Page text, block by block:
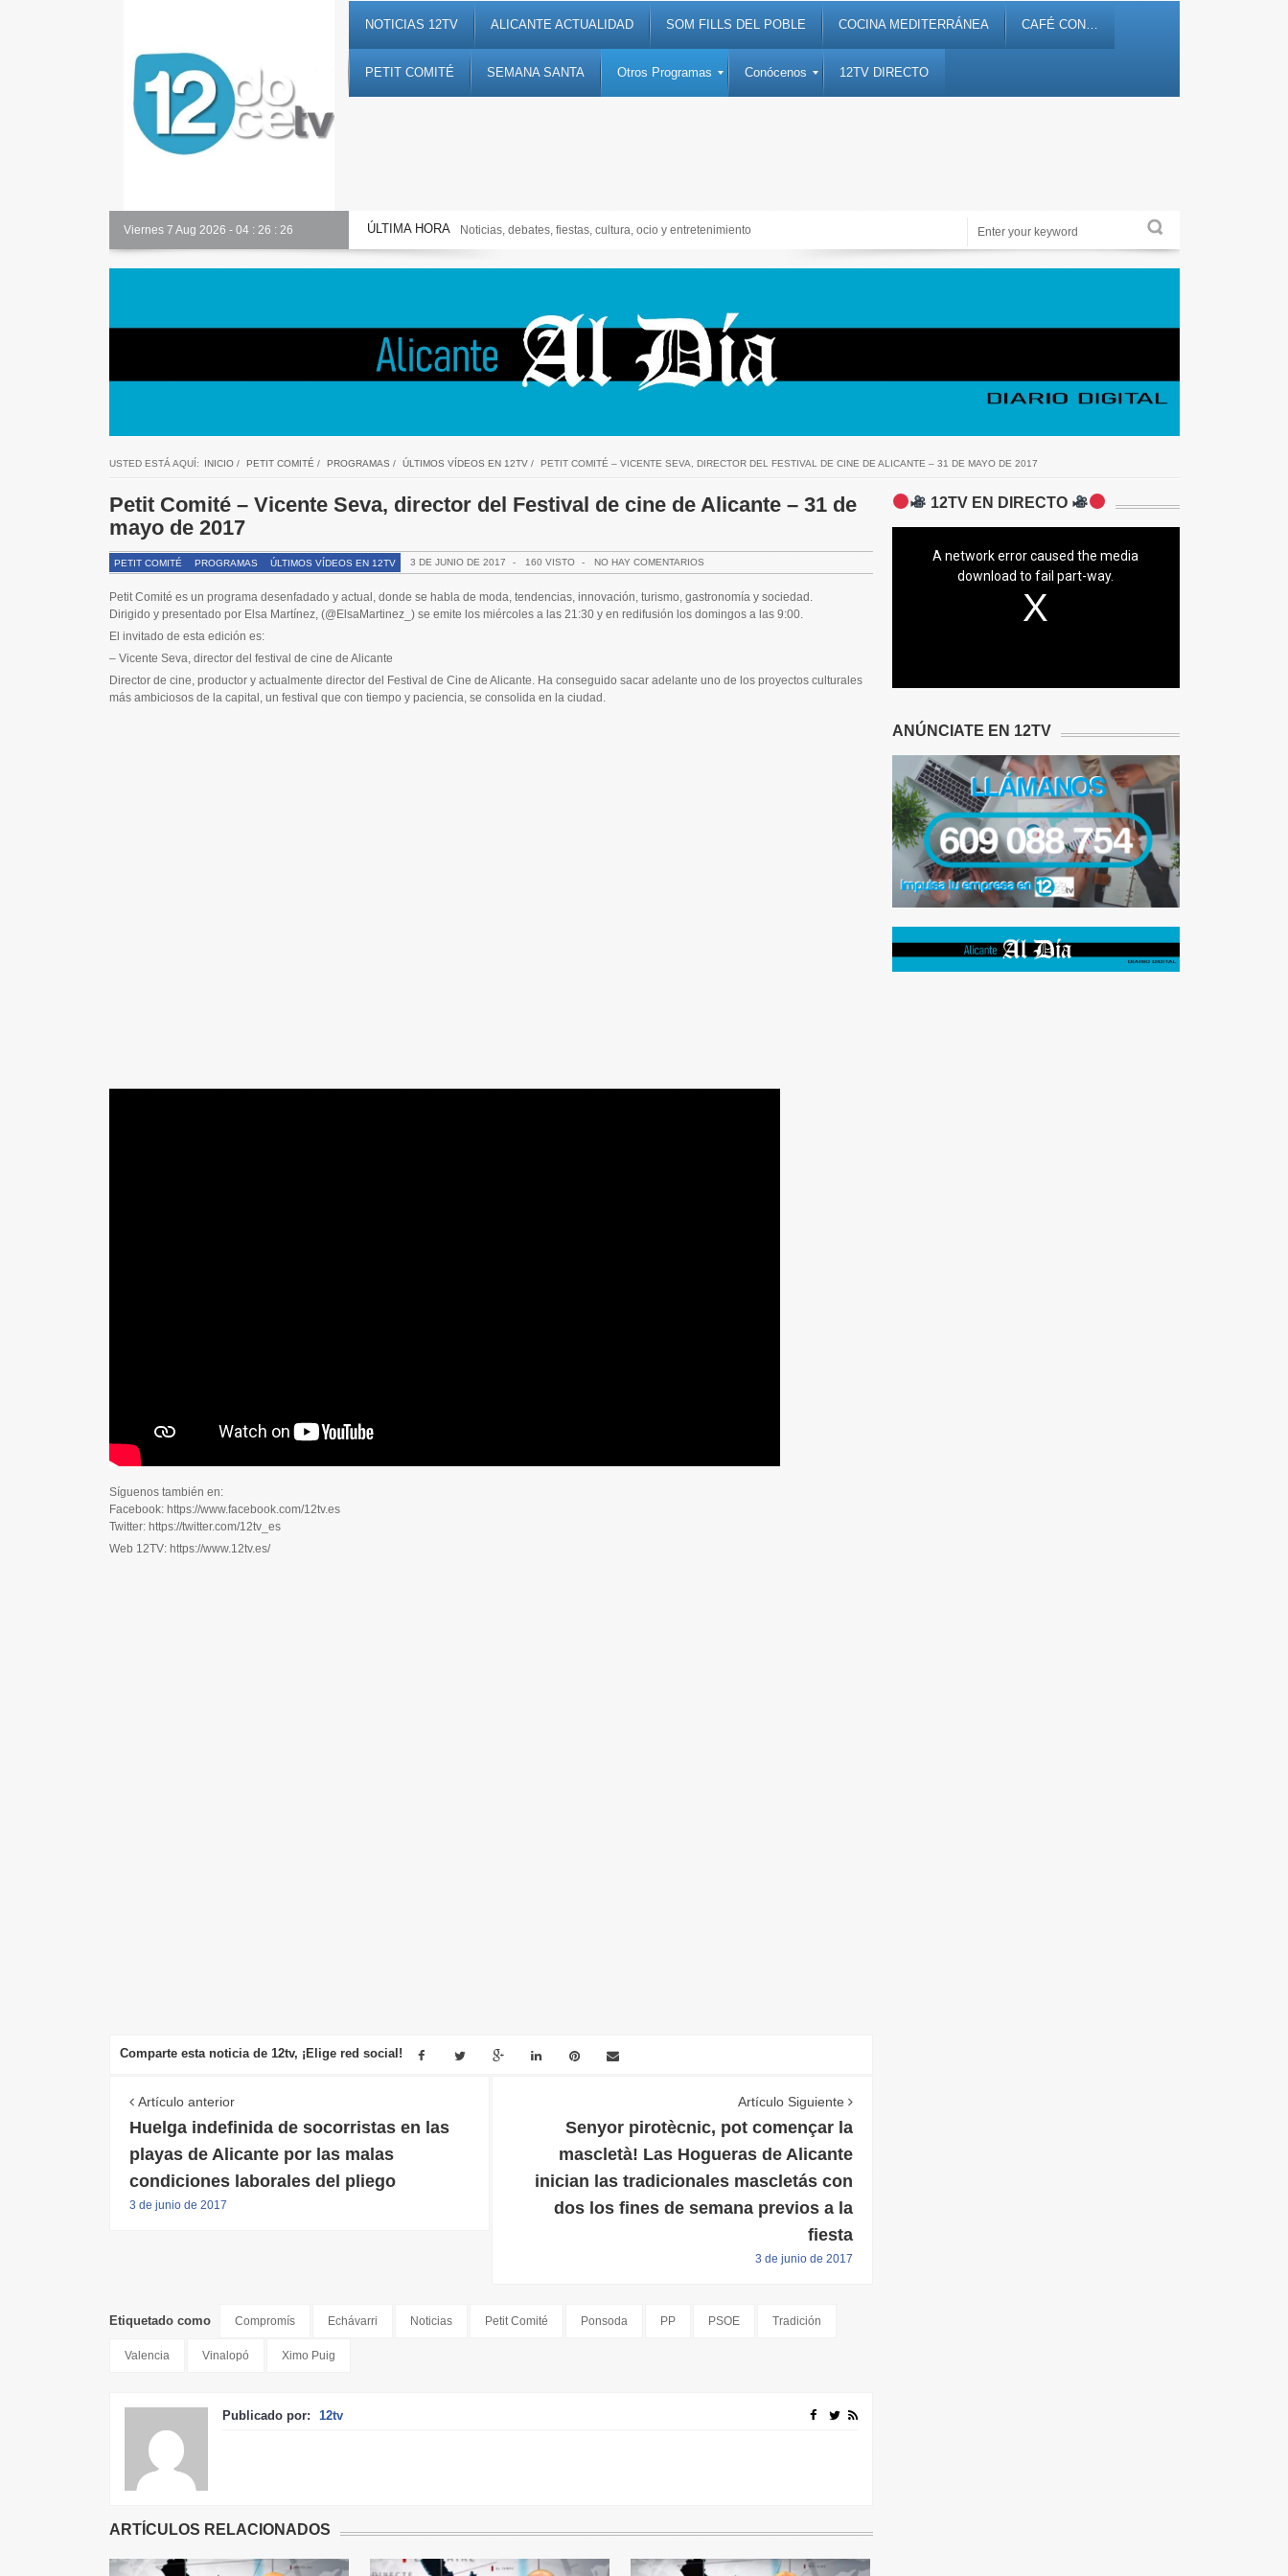
NOTICIAS 12TV ALICANTE ACTUALIDAD SOM FILLS DEL POBLE COCINA MEDITERRÁNEA CAFÉ CON…
PETIT COMITÉ SEMANA SANTA Otros Programas Conócenos 12TV DIRECTO
Viernes 7 Aug 2026 - 04 : 26 : 27 ÚLTIMA HORA
Toda la información al instante en 𝟭𝟮𝗲𝗻𝗱𝗶𝗴𝗶𝘁𝗮𝗹.𝗲𝘀 Noticias, debates, fiestas, cultura, ocio y entretenimiento Periodismo de proximidad en 12tv.es
USTED ESTÁ AQUÍ: INICIO/ PETIT COMITÉ / PROGRAMAS / ÚLTIMOS VÍDEOS EN 12TV/ PETIT COMITÉ – VICENTE SEVA, DIRECTOR DEL FESTIVAL DE CINE DE ALICANTE – 31 DE MAYO DE 2017
Petit Comité – Vicente Seva, director del Festival de cine de Alicante – 31 de
mayo de 2017
PETIT COMITÉ PROGRAMAS ÚLTIMOS VÍDEOS EN 12TV 3 DE JUNIO DE 2017 - 160 VISTO - NO HAY COMENTARIOS
Petit Comité es un programa desenfadado y actual, donde se habla de moda, tendencias, innovación, turismo, gastronomía y sociedad.
Dirigido y presentado por Elsa Martínez, (@ElsaMartinez_) se emite los miércoles a las 21:30 y en redifusión los domingos a las 9:00.
El invitado de esta edición es:
– Vicente Seva, director del festival de cine de Alicante
Director de cine, productor y actualmente director del Festival de Cine de Alicante. Ha conseguido sacar adelante uno de los proyectos culturales
más ambiciosos de la capital, un festival que con tiempo y paciencia, se consolida en la ciudad.
Síguenos también en:
Facebook: https://www.facebook.com/12tv.es
Twitter: https://twitter.com/12tv_es
Web 12TV: https://www.12tv.es/
Comparte esta noticia de 12tv, ¡Elige red social!
Artículo anterior
Huelga indefinida de socorristas en las
playas de Alicante por las malas
condiciones laborales del pliego
3 de junio de 2017
Artículo Siguiente
Senyor pirotècnic, pot començar la
mascletà! Las Hogueras de Alicante
inician las tradicionales mascletás con
dos los fines de semana previos a la
fiesta
3 de junio de 2017
Etiquetado como Compromís Echávarri Noticias Petit Comité Ponsoda PP PSOE Tradición
Valencia Vinalopó Ximo Puig
Publicado por: 12tv
ARTÍCULOS RELACIONADOS
12TV EN DIRECTO
A network error caused the media
download to fail part-way.
ANÚNCIATE EN 12TV